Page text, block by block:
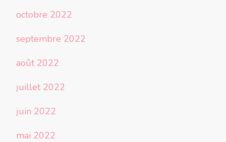
octobre 2022
septembre 2022
août 2022
juillet 2022
juin 2022
mai 2022